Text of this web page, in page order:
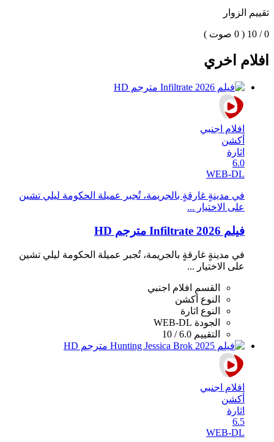
تقييم الزوار
0 / 10 ( 0 صوت )
افلام اخري
افلام اجنبي
أكشن
اثارة
6.0
WEB-DL
في مدينةٍ غارقةٍ بالجريمة، تُجبر عميلة الحكومة ليلي تشين
على الاختيار ...
فيلم Infiltrate 2026 مترجم HD
في مدينةٍ غارقةٍ بالجريمة، تُجبر عميلة الحكومة ليلي تشين
على الاختيار ...
القسم
افلام اجنبي
النوع أكشن
النوع اثارة
الجودة WEB-DL
التقييم 6.0 / 10
افلام اجنبي
أكشن
اثارة
6.5
WEB-DL